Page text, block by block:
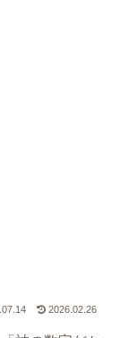
2026.02.26